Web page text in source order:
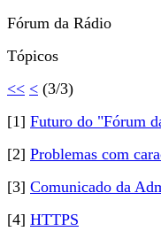
Fórum da Rádio
Tópicos
<< < (3/3)
[1] Futuro do "Fórum
[2] Problemas com
[3] Comunicado da
[4] HTTPS